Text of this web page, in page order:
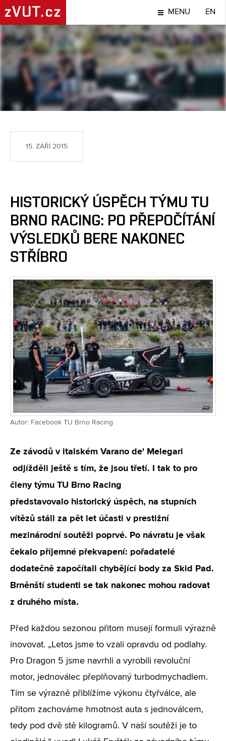
zVUT.cz MENU EN
TÉMA
15. ZÁŘÍ 2015
HISTORICKÝ ÚSPĚCH TÝMU TU
BRNO RACING: PO PŘEPOČÍTÁNÍ
VÝSLEDKŮ BERE NAKONEC
STŘÍBRO
Autor: Facebook TU Brno Racing
Ze závodů v italském Varano de' Melegari
odjížděli ještě s tím, že jsou třetí. I tak to pro
členy týmu TU Brno Racing
představovalo historický úspěch, na stupních
vítězů stáli za pět let účasti v prestižní
mezinárodní soutěži poprvé. Po návratu je však
čekalo příjemné překvapení: pořadatelé
dodatečně započítali chybějící body za Skid Pad.
Brněnští studenti se tak nakonec mohou radovat
z druhého místa.
Před každou sezonou přitom musejí formuli výrazně
inovovat. „Letos jsme to vzali opravdu od podlahy.
Pro Dragon 5 jsme navrhli a vyrobili revoluční
motor, jednoválec přeplňovaný turbodmychadlem.
Tím se výrazně přiblížíme výkonu čtyřválce, ale
přitom zachováme hmotnost auta s jednoválcem,
tedy pod dvě stě kilogramů. V naší soutěži je to